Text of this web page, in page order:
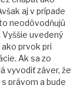
aj v prípade
neodôvodňujú
uvedený
prvok pri
Ak sa zo
vyvodiť záver, že
právom a bude